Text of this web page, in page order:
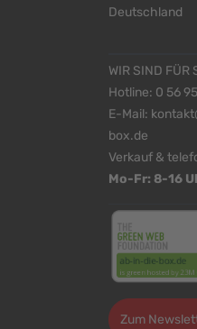
Deutschland
WIR SIND FÜR
Hotline: 0 56
E-Mail:
box.de
Verkauf &
Mo-Fr: 8-16
Zum